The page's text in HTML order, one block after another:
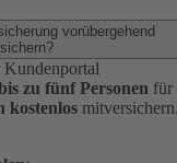
vorübergehend
Kundenportal
zu fünf Personen für
kostenlos